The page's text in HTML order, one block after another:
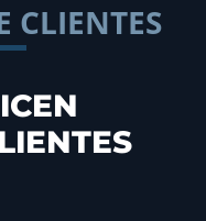
CLIENTES